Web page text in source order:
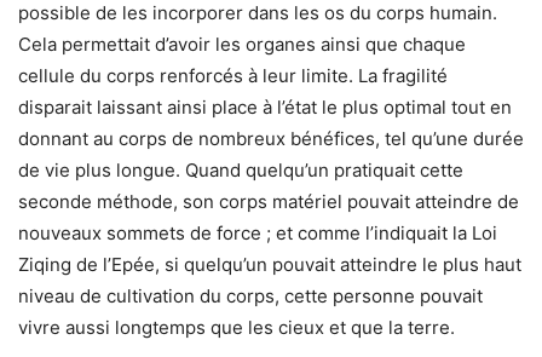
possible de les incorporer dans les os du corps humain.
Cela permettait d’avoir les organes ainsi que chaque
cellule du corps renforcés à leur limite. La fragilité
disparait laissant ainsi place à l’état le plus optimal tout en
donnant au corps de nombreux bénéfices, tel qu’une durée
de vie plus longue. Quand quelqu’un pratiquait cette
seconde méthode, son corps matériel pouvait atteindre de
nouveaux sommets de force ; et comme l’indiquait la Loi
Ziqing de l’Epée, si quelqu’un pouvait atteindre le plus haut
niveau de cultivation du corps, cette personne pouvait
vivre aussi longtemps que les cieux et que la terre.